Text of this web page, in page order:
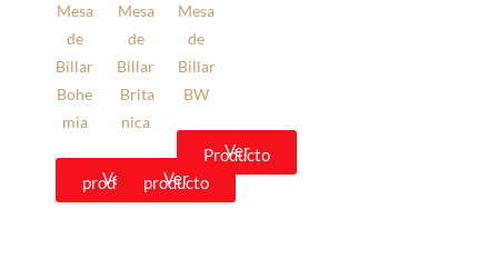
Mesa
de
Billar
Bohe
mia
Ver
producto
Mesa
de
Billar
Brita
nica
Ver
producto
Mesa
de
Billar
BW
Ver
Producto